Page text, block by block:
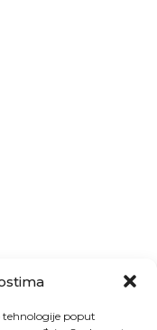
tehnologije poput